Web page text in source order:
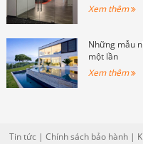
Xem thêm
Những mẫu
một lần
Xem thêm
Tin tức | Chính sách bảo hành|